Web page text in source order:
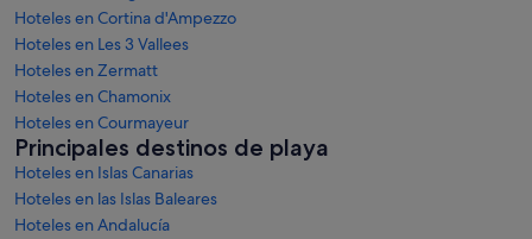
Hoteles en Cortina d'Ampezzo
Hoteles en Les 3 Vallees
Hoteles en Zermatt
Hoteles en Chamonix
Hoteles en Courmayeur
Principales destinos de playa
Hoteles en Islas Canarias
Hoteles en las Islas Baleares
Hoteles en Andalucía